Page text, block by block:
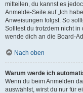
mitteilen, du kannst es
Anmelde-Seite auf „Ich
Anweisungen folgst. So
Solltest du trotzdem nicht
wende dich an die Board-
Nach oben
Warum werde ich
Wenn du beim Anmelden
auswählst, wirst du nur für